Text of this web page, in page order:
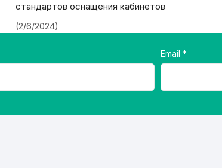
стандартов оснащения кабинетов
(2/6/2024)
Email